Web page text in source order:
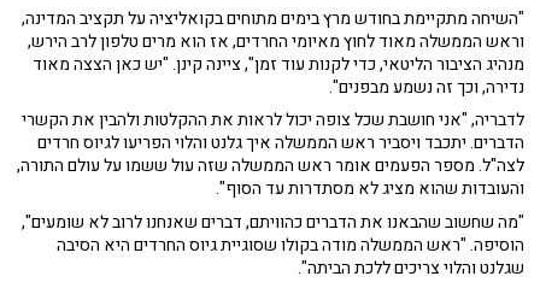
"השיחה מתקיימת בחודש מרץ בימים מתוחים בקואליציה על תקציב המדינה,
וראש הממשלה מאוד לחוץ מאיומי החרדים, אז הוא מרים טלפון לרב הירש,
מנהיג הציבור הליטאי, כדי לקנות עוד זמן", ציינה קינן. "יש כאן הצצה מאוד
נדירה, וכך זה נשמע מבפנים".
לדבריה, "אני חושבת שכל צופה יכול לראות את ההקלטות ולהבין את הקשרי
הדברים. יתכבד ויסביר ראש הממשלה איך גלנט והלוי הפריעו לגיוס חרדים
לצה"ל. מספר הפעמים אומר ראש הממשלה שזה עול ששמו על עולם התורה,
והעובדות שהוא מציג לא מסתדרות עד הסוף".
"מה שחשוב שהבאנו את הדברים כהוויתם, דברים שאנחנו לרוב לא שומעים",
הוסיפה. "ראש הממשלה מודה בקולו שסוגיית גיוס החרדים היא הסיבה
שגלנט והלוי צריכים ללכת הביתה".